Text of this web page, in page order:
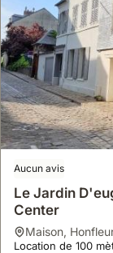
Aucun avis
Le Jardin
Center
maison,
Location de 100